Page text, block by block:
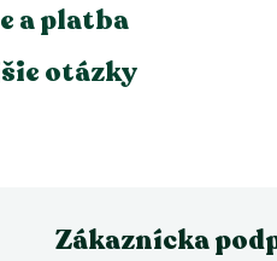
a platba
otázky
Zákaznícka